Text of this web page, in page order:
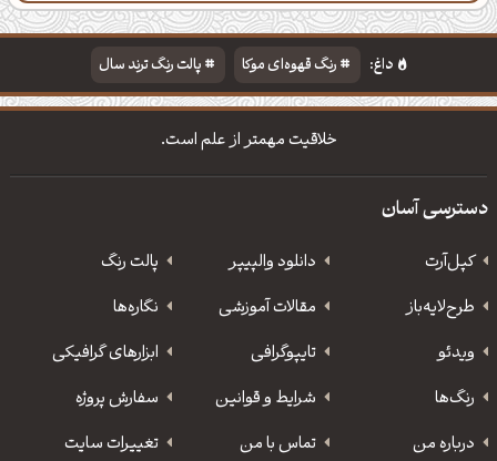
دسته‌بندی مطالب تازه تایپوگرافی پالت‌ها
داغ: رنگ قهوه‌ای موکا
پالت رنگ ترند سال
دانلود والپیپر مذهبی
تایپوگرافی شعر مولانا
خلاقیت مهمتر از علم است.
دسترسی آسان
کپل‌آرت دانلود‌ والپیپر
پالت رنگ
طرح‌لایه‌باز
مقالات آموزشی
نگاره‌ها
ویدئو
‌تایپوگرافی
ابزارهای گرافیکی
رنگ‌ها
شرایط و قوانین
سفارش پروژه
درباره من
تماس با من تغییرات سایت